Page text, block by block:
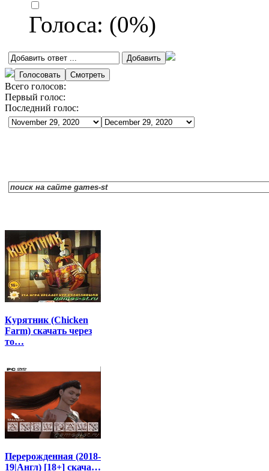
Голоса: (0%)
Всего голосов:
Первый голос:
Последний голос:
Курятник (Chicken
Farm) скачать через
то…
Перерожденная (2018-
19|Англ) [18+] скача…